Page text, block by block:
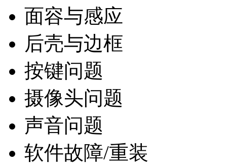
面容与感应
后壳与边框
按键问题
摄像头问题
声音问题
软件故障/重装